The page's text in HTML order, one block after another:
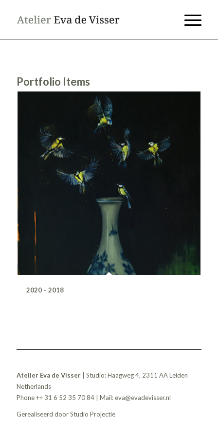
Portfolio Items
2020 – 2018
Atelier Eva de Visser| Studio: Haagweg 4, 2311 AA Leiden
Netherlands
Phone ++ 31 6 52 35 70 84 | Mail:eva@evadevisser.nl
Gerealiseerd doorStudio Projectie